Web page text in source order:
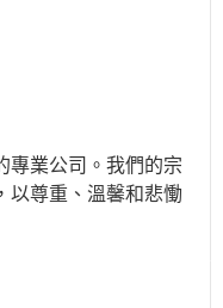
專業公司。我們的宗
以尊重、溫馨和悲慟